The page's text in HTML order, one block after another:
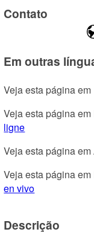
Contato
Em outras
Veja esta página em
Veja esta página em
ligne
Veja esta página em
Veja esta página
en vivo
Descrição